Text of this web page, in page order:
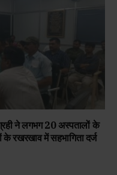
ने लगभग 20 अस्पतालों के
के रखरखाव में सहभागिता दर्ज